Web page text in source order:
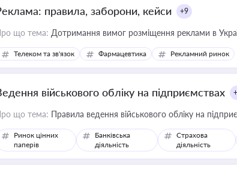
правила, заборони, кейси +9
що тема: Дотримання вимог розміщення реклами в
Телеком та зв'язок Фармацевтика Рекламний ринок
військового обліку на підприємствах
що тема: Правила ведення військового обліку на
Ринок цінних
паперів
Банківська
діяльність
Страхова
діяльність